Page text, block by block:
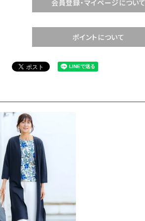
会員登録・マイページについて
ポイントについて